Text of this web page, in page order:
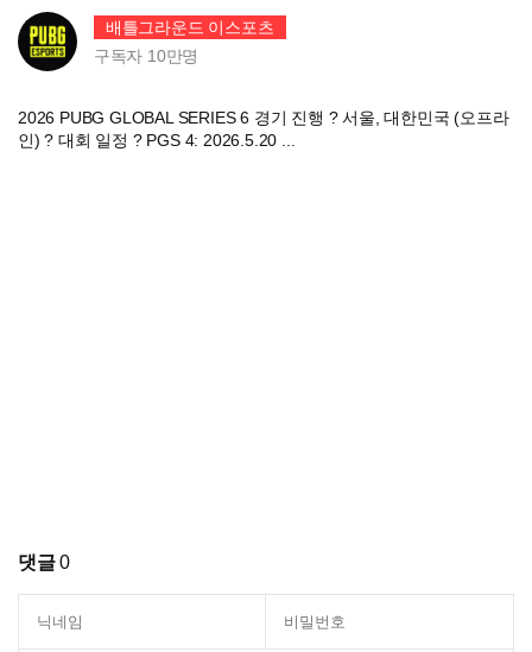
배틀그라운드 이스포츠
구독자 10만명
2026 PUBG GLOBAL SERIES 6 경기 진행 ? 서울, 대한민국 (오프라
인) ? 대회 일정 ? PGS 4: 2026.5.20 ...
댓글0